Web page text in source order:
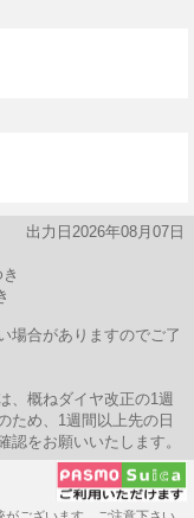
出力日2026年08月07日
合がありますのでご了
、概ねダイヤ改正の1週
ため、1週間以上先の日
をお願いいたします。